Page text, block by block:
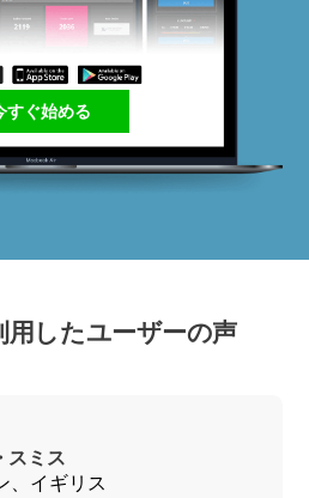
すぐ始める
用したユーザーの声
スミス
、イギリス